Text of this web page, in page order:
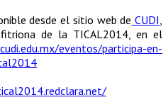
desde el sitio web de CUDI,
de la TICAL2014, en el
eventos/participa-en-